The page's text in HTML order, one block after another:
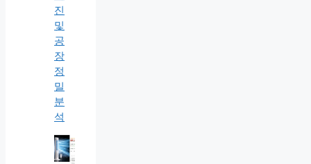
진
및
공
장
정
밀
분
석